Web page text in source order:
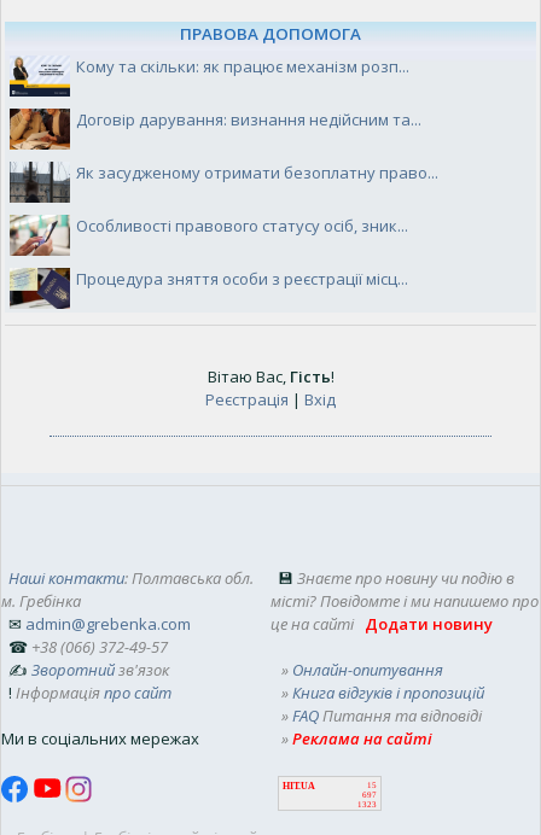
ПРАВОВА ДОПОМОГА
Кому та скільки: як працює механізм розп...
Договір дарування: визнання недійсним та...
Як засудженому отримати безоплатну право...
Особливості правового статусу осіб, зник...
Процедура зняття особи з реєстрації місц...
Вітаю Вас, Гість!
Реєстрація | Вхід
Наші контакти: Полтавська обл.
м. Гребінка
✉ admin@grebenka.com
☎ +38 (066) 372-49-57
✍ Зворотнийзв'язок
! Інформаціяпро сайт
Ми в соціальних мережах
💾 Знаєте про новину чи подію в
місті? Повідомте і ми напишемо про
це на сайті Додати новину
» Онлайн-опитування
»Книга відгуків і пропозицій
»FAQПитання та відповіді
»Реклама на сайті
HIT.UA
15
697
1323